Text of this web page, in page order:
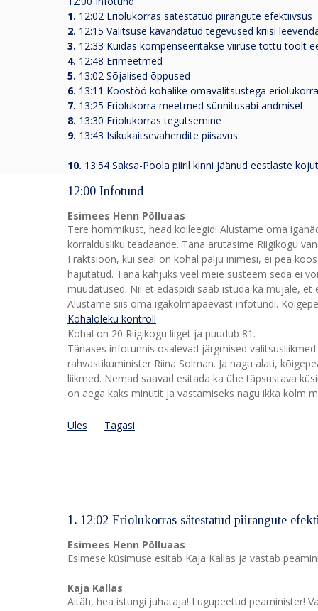
1. 12:02 Eriolukorras sätestatud piirangute efektiivsus
2. 12:15 Valitsuse kavandatud tegevused kriisi
3. 12:33 Kuidas kompenseeritakse viiruse tõttu töölt
4. 12:48 Erimeetmed
5. 13:02 Sõjalised õppused
6. 13:11 Koostöö kohalike omavalitsustega
7. 13:25 Eriolukorra meetmed sünnitusabi andmisel
8. 13:30 Eriolukorras tegutsemine
9. 13:43 Isikukaitsevahendite piisavus
10. 13:54 Saksa-Poola piiril kinni jäänud eestlaste
12:00 Infotund
Esimees Henn Põlluaas
Tere hommikust, head kolleegid! Alustame oma
korraldusliku teadaande. Täna arutasime Riigikogu
Fraktsioon, kui seal on kohal palju inimesi, ei pea
hajutatud. Täna kahjuks veel meie süsteem seda ei
muudatused. Nii et edaspidi saab istuda ka mujale,
Alustame siis oma igakolmapäevast infotundi.
Kohaloleku kontroll
Kohal on 20 Riigikogu liiget ja puudub 81.
Tänases infotunnis osalevad järgmised
rahvastikuminister Riina Solman. Ja nagu alati,
liikmed. Nemad saavad esitada ka ühe täpsustava
on aega kaks minutit ja vastamiseks nagu ikka kolm
Üles Tagasi
1. 12:02 Eriolukorras sätestatud piirangute
Esimees Henn Põlluaas
Esimese küsimuse esitab Kaja Kallas ja vastab
Kaja Kallas
Aitäh, hea istungi juhataja! Lugupeetud peaminister!